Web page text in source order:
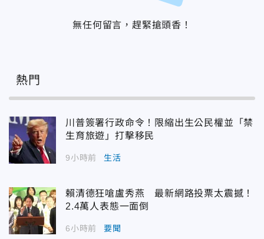
無任何留言，趕緊搶頭香！
熱門
川普簽署行政命令！限縮出生公民權並「禁
生育旅遊」打擊移民
9小時前 生活
賴清德狂嗆盧秀燕 最新網路投票太震撼！
2.4萬人表態一面倒
6小時前 要聞